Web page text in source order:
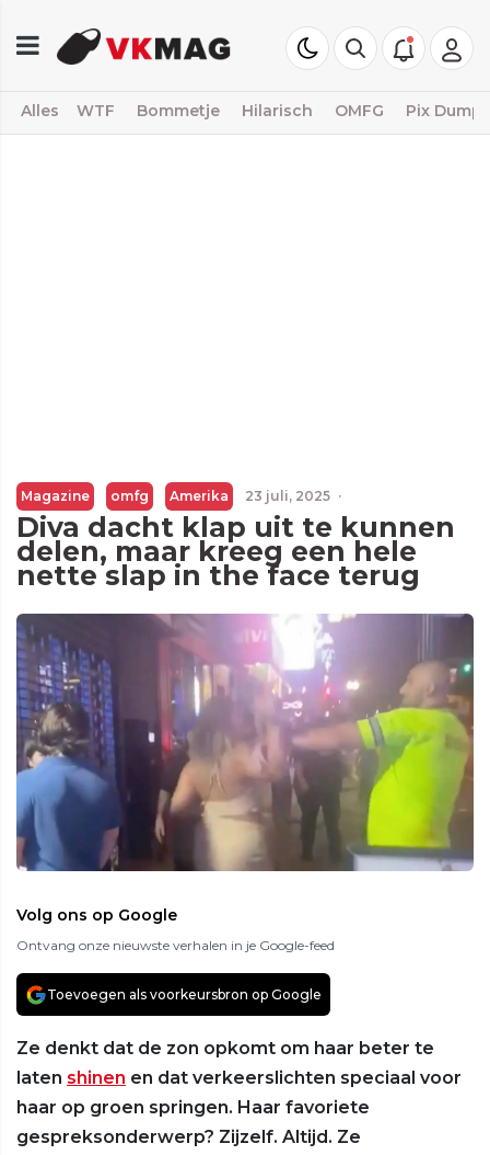
Alles WTF Bommetje Hilarisch OMFG Pix Dump
Magazine omfg Amerika 23 juli, 2025 ·
Diva dacht klap uit te kunnen
delen, maar kreeg een hele
nette slap in the face terug
Volg ons op Google
Ontvang onze nieuwste verhalen in je Google-feed
Toevoegen als voorkeursbron op Google
Ze denkt dat de zon opkomt om haar beter te
laten shinen en dat verkeerslichten speciaal voor
haar op groen springen. Haar favoriete
gespreksonderwerp? Zijzelf. Altijd. Ze